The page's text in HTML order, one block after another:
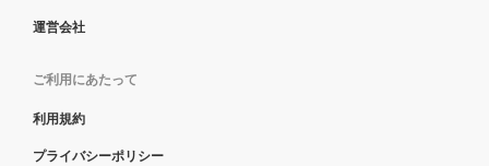
運営会社
ご利用にあたって
利用規約
プライバシーポリシー